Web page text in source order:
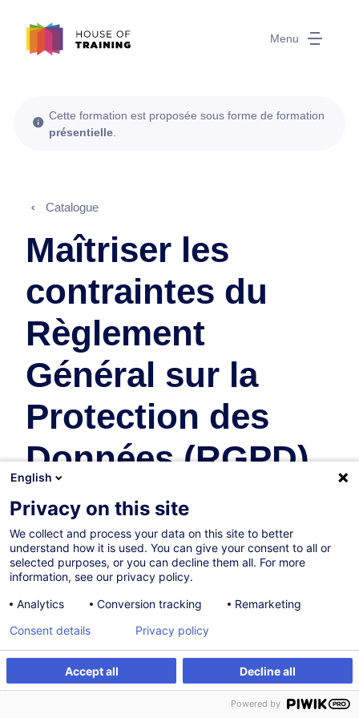
Menu
S'inscrire Formation sur mesure
Cette formation est proposée sous forme de formation
présentielle
Catalogue
Maîtriser les
contraintes du
Règlement
Général sur la
Protection des
Données (RGPD)
20.11.2026
4h
Formation présentielle
Cours du jour
French / Français
001617
English
Privacy on this site
We collect and process your data on this site to better
understand how it is used. You can give your consent to all or
selected purposes, or you can decline them all. For more
information, see our privacy policy.
Analytics
Conversion tracking Remarketing
Accept all Decline all
Consent details Privacy policy
Powered by